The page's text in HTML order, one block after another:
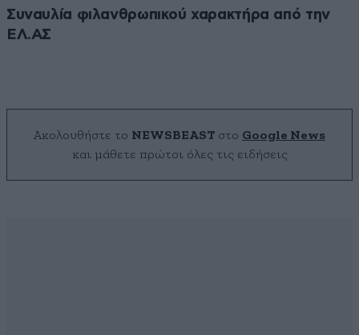
Συναυλία φιλανθρωπικού χαρακτήρα από την
ΕΛ.ΑΣ
Ακολουθήστε το NEWSBEAST στο Google News
και μάθετε πρώτοι όλες τις ειδήσεις